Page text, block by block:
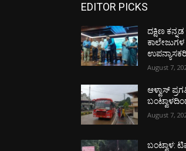
EDITOR PICKS
ದಕ್ಷಿಣ
ಕಾಲೇಜುಗಳ
August 7,
ಆಳ್ವಾಸ್
August 7,
ಬಂಟ್ವಾಳ: